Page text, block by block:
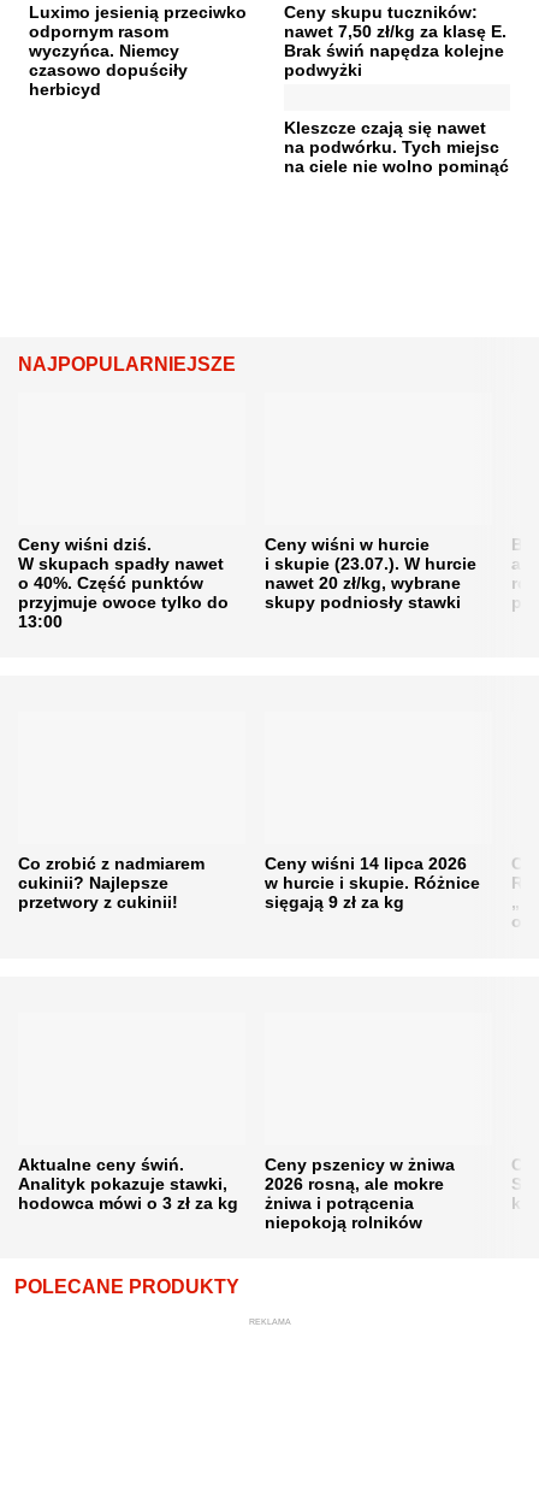
Luximo jesienią przeciwko
odpornym rasom
wyczyńca. Niemcy
czasowo dopuściły
herbicyd
Ceny skupu tuczników:
nawet 7,50 zł/kg za klasę E.
Brak świń napędza kolejne
podwyżki
Kleszcze czają się nawet
na podwórku. Tych miejsc
na ciele nie wolno pominąć
NAJPOPULARNIEJSZE
Ceny wiśni dziś.
W skupach spadły nawet
o 40%. Część punktów
przyjmuje owoce tylko do
13:00
Ceny wiśni w hurcie
i skupie (23.07.). W hurcie
nawet 20 zł/kg, wybrane
skupy podniosły stawki
Co zrobić z nadmiarem
cukinii? Najlepsze
przetwory z cukinii!
Ceny wiśni 14 lipca 2026
w hurcie i skupie. Różnice
sięgają 9 zł za kg
Aktualne ceny świń.
Analityk pokazuje stawki,
hodowca mówi o 3 zł za kg
Ceny pszenicy w żniwa
2026 rosną, ale mokre
żniwa i potrącenia
niepokoją rolników
POLECANE PRODUKTY
REKLAMA